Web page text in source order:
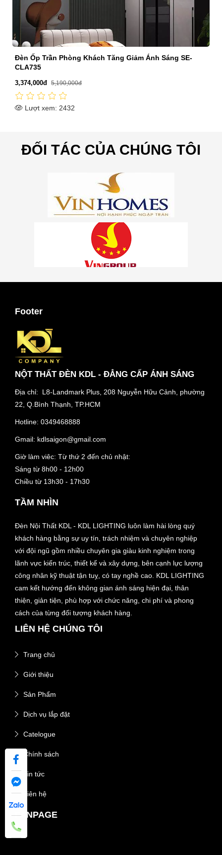
Đèn Ốp Trần Phòng Khách Tăng Giảm Ánh Sáng SE-
CLA735
3,374,000đ 5,190,000đ
Lượt xem: 2432
ĐỐI TÁC CỦA CHÚNG TÔI
Footer
NỘT THẤT ĐÈN KDL - ĐẲNG CẤP ÁNH SÁNG
Địa chỉ: L8-Landmark Plus, 208 Nguyễn Hữu Cảnh, phường
22, Q.Bình Thạnh, TP.HCM
Hotline: 0349468888
Gmail: kdlsaigon@gmail.com
Giờ làm viêc: Từ thứ 2 đến chủ nhật:
Sáng từ 8h00 - 12h00
Chiều từ 13h30 - 17h30
TẦM NHÌN
Đèn Nội Thất KDL - KDL LIGHTING luôn làm hài lòng quý
khách hàng bằng sự uy tín, trách nhiệm và chuyên nghiệp
với đội ngũ gồm nhiều chuyên gia giàu kinh nghiệm trong
lãnh vực kiến trúc, thiết kế và xây dựng, bên cạnh lực lượng
công nhân kỹ thuật tận tuỵ, có tay nghề cao. KDL LIGHTING
cam kết hướng đến không gian ánh sáng hiện đại, thân
thiện, giản tiện, phù hợp với chức năng, chi phí và phong
cách của từng đối tượng khách hàng.
LIÊN HỆ CHÚNG TÔI
Trang chủ
Giới thiệu
Sản Phẩm
Dịch vụ lắp đặt
Catelogue
Chính sách
Tin tức
Liên hệ
FANPAGE